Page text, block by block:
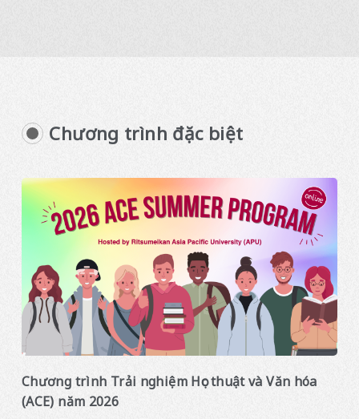
Chương trình đặc biệt
Chương trình Trải nghiệm Học thuật và Văn hóa
(ACE) năm 2026